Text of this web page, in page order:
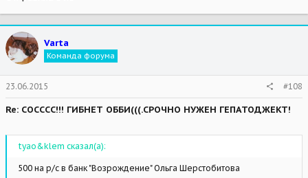
Varta
Команда форума
23.06.2015 #108
Re: СОСССС!!! ГИБНЕТ ОББИ(((.СРОЧНО НУЖЕН ГЕПАТОДЖЕКТ!
tyao&klem сказал(а):
500 на р/с в банк "Возрождение" Ольга Шерстобитова